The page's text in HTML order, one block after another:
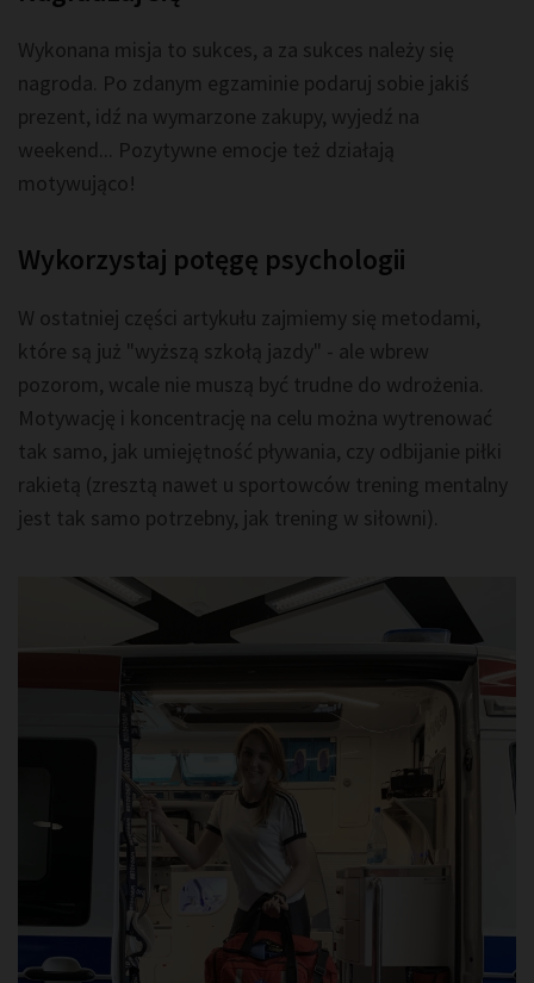
Wykonana misja to sukces, a za sukces należy się
nagroda. Po zdanym egzaminie podaruj sobie jakiś
prezent, idź na wymarzone zakupy, wyjedź na
weekend... Pozytywne emocje też działają
motywująco!
Wykorzystaj potęgę psychologii
W ostatniej części artykułu zajmiemy się metodami,
które są już "wyższą szkołą jazdy" - ale wbrew
pozorom, wcale nie muszą być trudne do wdrożenia.
Motywację i koncentrację na celu można wytrenować
tak samo, jak umiejętność pływania, czy odbijanie piłki
rakietą (zresztą nawet u sportowców trening mentalny
jest tak samo potrzebny, jak trening w siłowni).